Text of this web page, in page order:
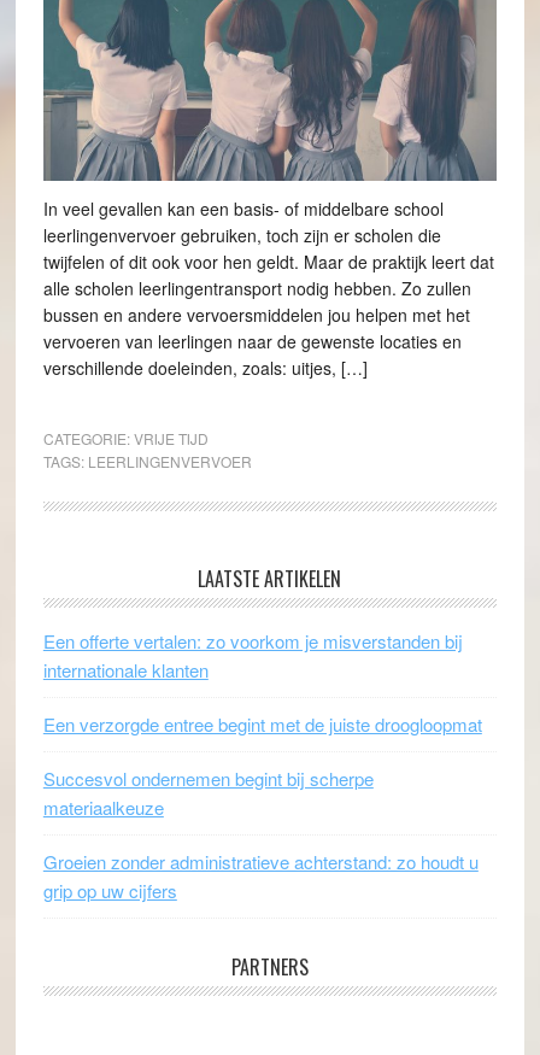
In veel gevallen kan een basis- of middelbare school
leerlingenvervoer gebruiken, toch zijn er scholen die
twijfelen of dit ook voor hen geldt. Maar de praktijk leert dat
alle scholen leerlingentransport nodig hebben. Zo zullen
bussen en andere vervoersmiddelen jou helpen met het
vervoeren van leerlingen naar de gewenste locaties en
verschillende doeleinden, zoals: uitjes, […]
CATEGORIE:VRIJE TIJD
TAGS: LEERLINGENVERVOER
LAATSTE ARTIKELEN
Een offerte vertalen: zo voorkom je misverstanden bij
internationale klanten
Een verzorgde entree begint met de juiste droogloopmat
Succesvol ondernemen begint bij scherpe
materiaalkeuze
Groeien zonder administratieve achterstand: zo houdt u
grip op uw cijfers
PARTNERS